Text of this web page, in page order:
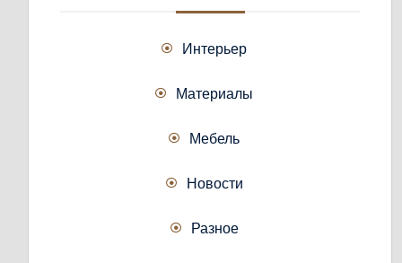
Интерьер
Материалы
Мебель
Новости
Разное